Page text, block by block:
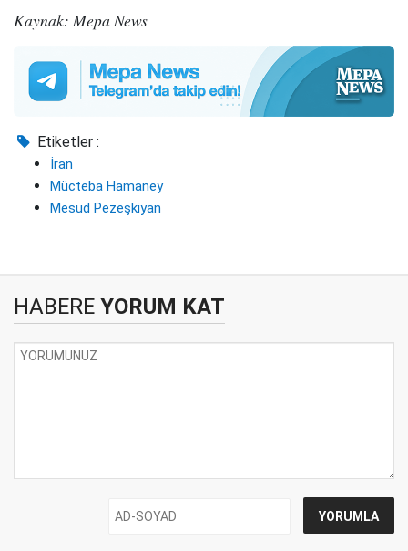
Kaynak: Mepa News
Etiketler :
İran
Mücteba Hamaney
Mesud Pezeşkiyan
HABERE YORUM KAT